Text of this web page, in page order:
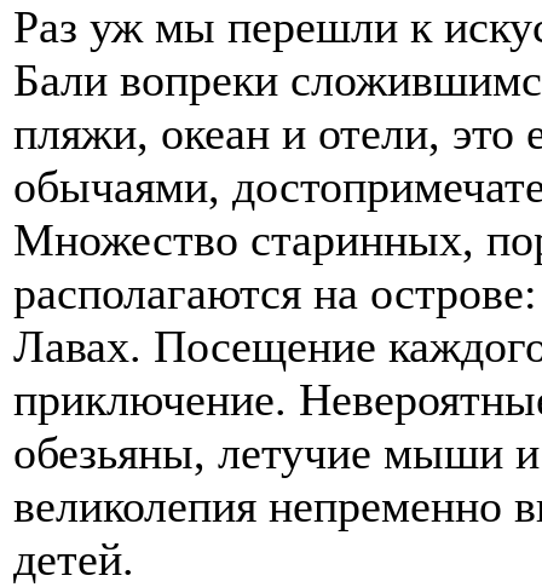
Раз уж мы перешли к
Бали вопреки
пляжи, океан и отели,
обычаями,
Множество старинных,
располагаются на
Лавах. Посещение
приключение.
обезьяны, летучие мыши
великолепия непременно
детей.